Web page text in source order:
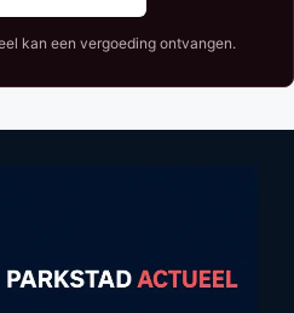
kan een vergoeding ontvangen.